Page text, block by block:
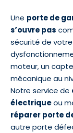
Une porte de
s’ouvre pas
sécurité de
moteur, un
mécanique au
Notre service de
électriqueou
réparer porte
autre porte